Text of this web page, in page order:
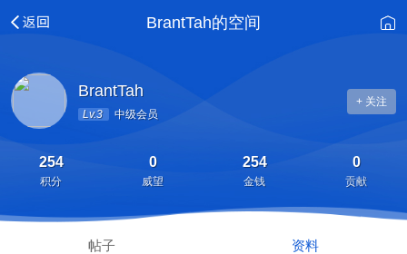
BrantTah的空间
BrantTah
Lv.3 中级会员
+ 关注
254
积分
0
威望
254
金钱
0
贡献
帖子 资料